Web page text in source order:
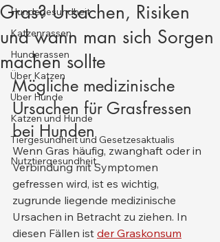
Hundegesundheit
Katzenrassen
Hunderassen
Über Katzen
Über Hunde
Katzen und Hunde
Tiergesundheit und Gesetzesaktualis
Nutztiergesundheit
Gras? Ursachen, Risiken
und wann man sich Sorgen
machen sollte
Mögliche medizinische
Ursachen für Grasfressen
bei Hunden
Wenn Gras häufig, zwanghaft oder in
Verbindung mit Symptomen
gefressen wird, ist es wichtig,
zugrunde liegende medizinische
Ursachen in Betracht zu ziehen. In
diesen Fällen ist der Graskonsum